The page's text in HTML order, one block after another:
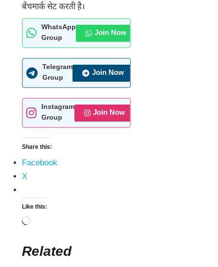
बेंचमार्क सेट करती है।
WhatsApp
Group
Join Now
Telegram
Group
Join Now
Instagram
Group
Join Now
Share this:
Facebook
X
Like this:
Related